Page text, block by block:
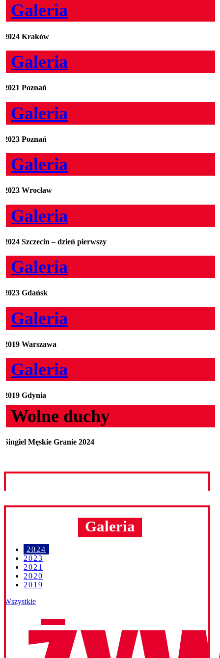
Galeria
2024 Kraków
Galeria
2021 Poznań
Galeria
2023 Poznań
Galeria
2023 Wrocław
Galeria
2024 Szczecin – dzień pierwszy
Galeria
2023 Gdańsk
Galeria
2019 Warszawa
Galeria
2019 Gdynia
Wolne duchy
Singiel Męskie Granie 2024
Galeria
2024
2023
2021
2020
2019
Wszystkie